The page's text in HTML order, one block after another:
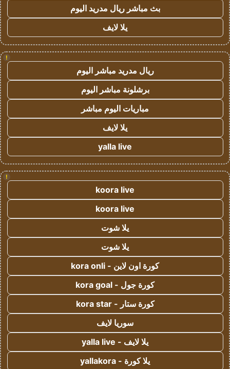
بث مباشر ريال مدريد اليوم
يلا لايف
!
ريال مدريد مباشر اليوم
برشلونة مباشر اليوم
مباريات اليوم مباشر
يلا لايف
yalla live
!
koora live
koora live
يلا شوت
يلا شوت
كورة اون لاين - kora onli
كورة جول - kora goal
كورة ستار - kora star
سوريا لايف
يلا لايف - yalla live
يلا كورة - yallakora